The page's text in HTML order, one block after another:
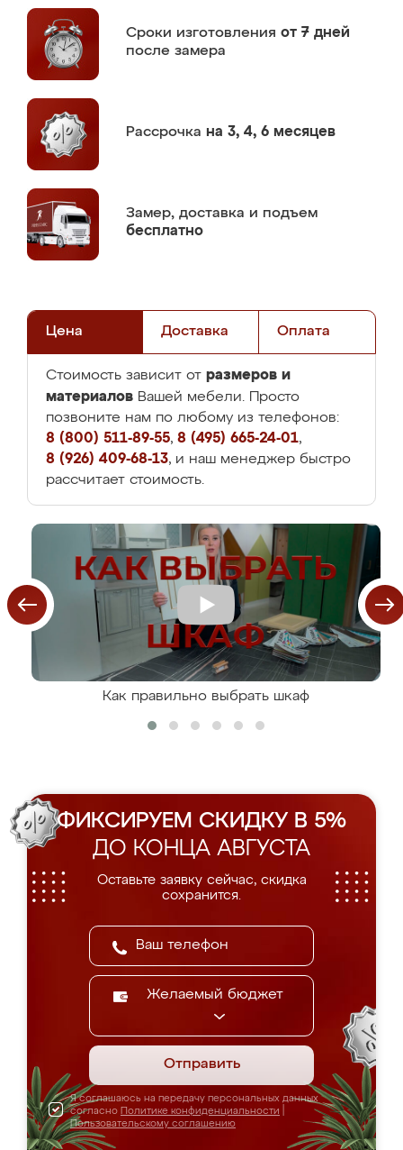
Сроки изготовления от 7 дней
после замера
Рассрочка на 3, 4, 6 месяцев
Замер, доставка и подъем
бесплатно
Цена Доставка Оплата
Стоимость зависит от размеров и
материалов Вашей мебели. Просто
позвоните нам по любому из телефонов:
8 (800) 511-89-55, 8 (495) 665-24-01,
8 (926) 409-68-13, и наш менеджер быстро
рассчитает стоимость.
Как правильно выбрать шкаф
ФИКСИРУЕМ СКИДКУ В 5%
ДО КОНЦА АВГУСТА
Оставьте заявку сейчас, скидка
сохранится.
Желаемый бюджет
Отправить
Я соглашаюсь на передачу персональных данных
согласно Политике конфиденциальности
Пользовательскому соглашению